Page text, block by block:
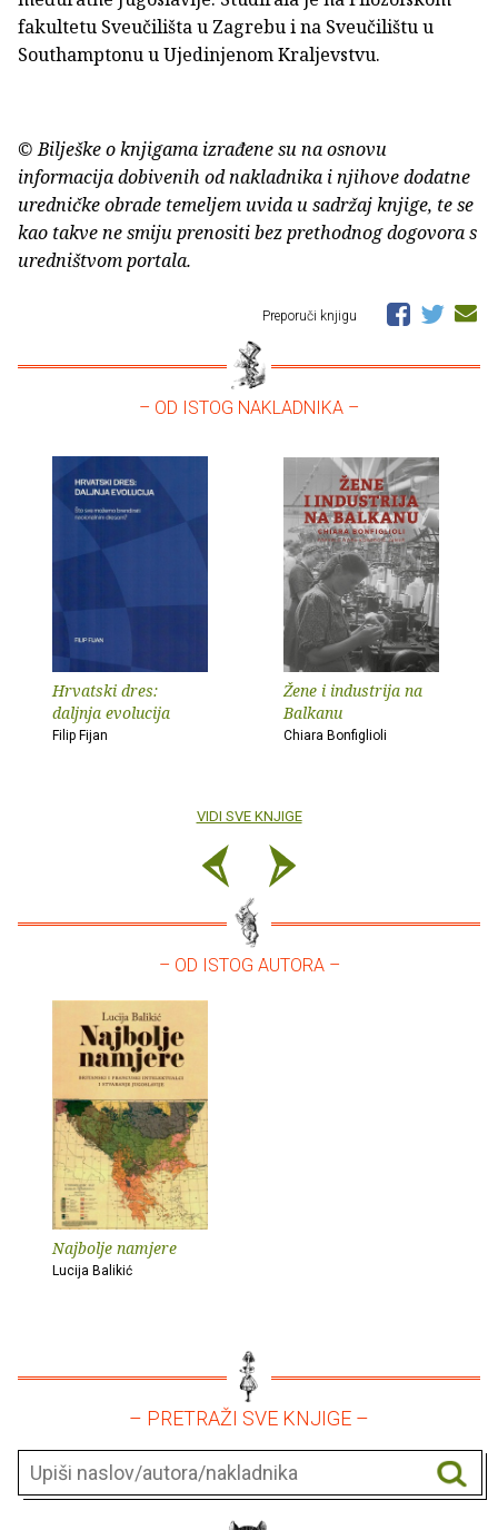
fakultetu Sveučilišta u Zagrebu i na Sveučilištu u
Southamptonu u Ujedinjenom Kraljevstvu.
© Bilješke o knjigama izrađene su na osnovu
informacija dobivenih od nakladnika i njihove dodatne
uredničke obrade temeljem uvida u sadržaj knjige, te se
kao takve ne smiju prenositi bez prethodnog dogovora s
uredništvom portala.
Preporuči knjigu
– OD ISTOG NAKLADNIKA –
Hrvatski dres:
daljnja evolucija
Filip Fijan
Žene i industrija na
Balkanu
Chiara Bonfiglioli
VIDI SVE KNJIGE
– OD ISTOG AUTORA –
Najbolje namjere
Lucija Balikić
– PRETRAŽI SVE KNJIGE –